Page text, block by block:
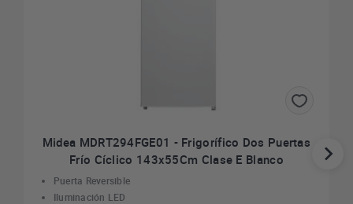
Midea MDRT294FGE01 - Frigorífico Dos Puertas
Frío Cíclico 143x55Cm Clase E Blanco
Puerta Reversible
Iluminación LED